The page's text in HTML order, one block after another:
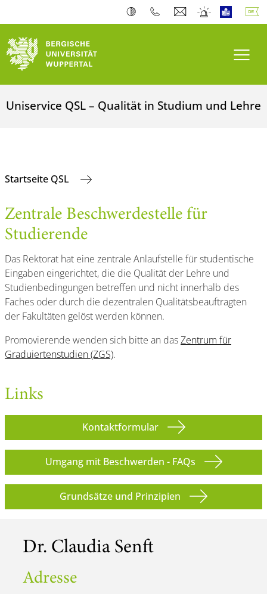
Uniservice QSL – Qualität in Studium und Lehre
Startseite QSL
Zentrale Beschwerdestelle für
Studierende
Das Rektorat hat eine zentrale Anlaufstelle für studentische
Eingaben eingerichtet, die die Qualität der Lehre und
Studienbedingungen betreffen und nicht innerhalb des
Faches oder durch die dezentralen Qualitätsbeauftragten
der Fakultäten gelöst werden können.
Promovierende wenden sich bitte an dasZentrum für
Graduiertenstudien (ZGS).
Links
Kontaktformular
Umgang mit Beschwerden - FAQs
Grundsätze und Prinzipien
Dr. Claudia Senft
Adresse